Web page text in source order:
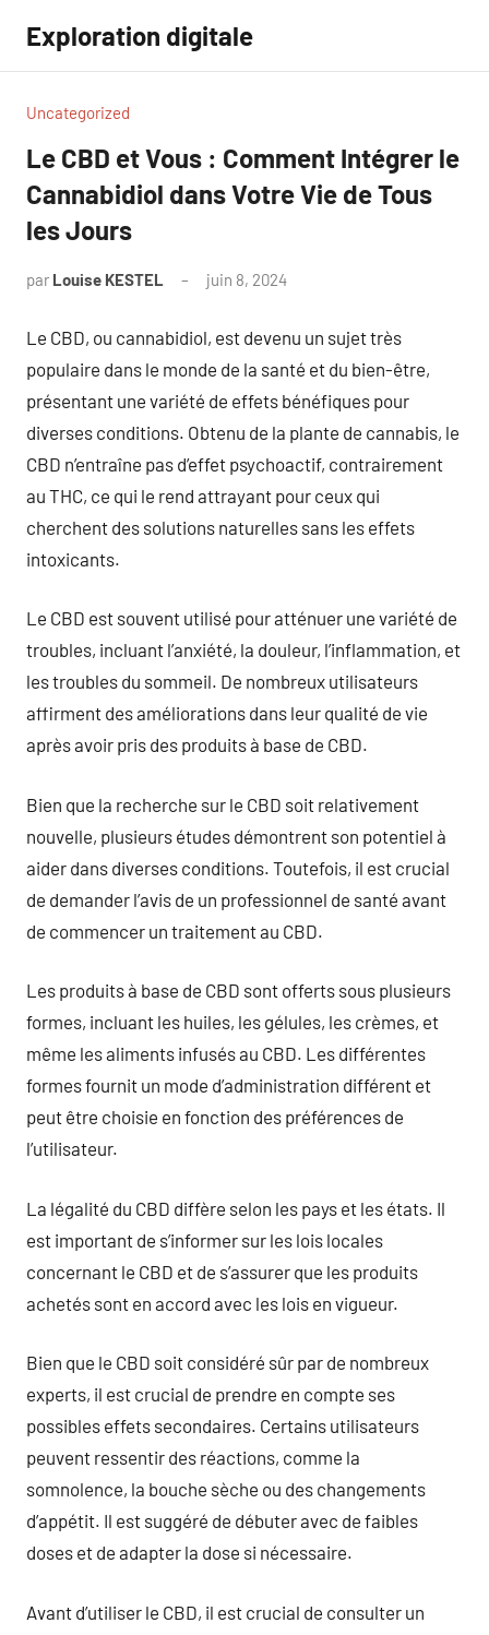
contenu
Exploration digitale
Uncategorized
Le CBD et Vous : Comment Intégrer le
Cannabidiol dans Votre Vie de Tous
les Jours
par Louise KESTEL juin 8, 2024
Le CBD, ou cannabidiol, est devenu un sujet très
populaire dans le monde de la santé et du bien-être,
présentant une variété de effets bénéfiques pour
diverses conditions. Obtenu de la plante de cannabis, le
CBD n’entraîne pas d’effet psychoactif, contrairement
au THC, ce qui le rend attrayant pour ceux qui
cherchent des solutions naturelles sans les effets
intoxicants.
Le CBD est souvent utilisé pour atténuer une variété de
troubles, incluant l’anxiété, la douleur, l’inflammation, et
les troubles du sommeil. De nombreux utilisateurs
affirment des améliorations dans leur qualité de vie
après avoir pris des produits à base de CBD.
Bien que la recherche sur le CBD soit relativement
nouvelle, plusieurs études démontrent son potentiel à
aider dans diverses conditions. Toutefois, il est crucial
de demander l’avis de un professionnel de santé avant
de commencer un traitement au CBD.
Les produits à base de CBD sont offerts sous plusieurs
formes, incluant les huiles, les gélules, les crèmes, et
même les aliments infusés au CBD. Les différentes
formes fournit un mode d’administration différent et
peut être choisie en fonction des préférences de
l’utilisateur.
La légalité du CBD diffère selon les pays et les états. Il
est important de s’informer sur les lois locales
concernant le CBD et de s’assurer que les produits
achetés sont en accord avec les lois en vigueur.
Bien que le CBD soit considéré sûr par de nombreux
experts, il est crucial de prendre en compte ses
possibles effets secondaires. Certains utilisateurs
peuvent ressentir des réactions, comme la
somnolence, la bouche sèche ou des changements
d’appétit. Il est suggéré de débuter avec de faibles
doses et de adapter la dose si nécessaire.
Avant d’utiliser le CBD, il est crucial de consulter un